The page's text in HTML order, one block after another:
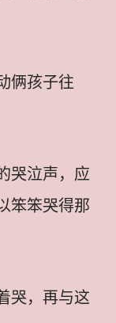
俩孩子往
哭泣声，应
笨笨哭得那
哭，再与这